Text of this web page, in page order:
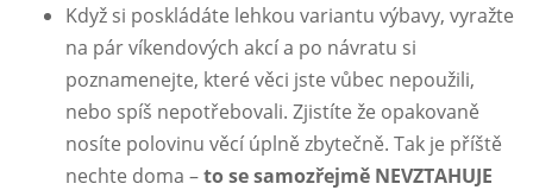
Když si poskládáte lehkou variantu výbavy, vyražte
na pár víkendových akcí a po návratu si
poznamenejte, které věci jste vůbec nepoužili,
nebo spíš nepotřebovali. Zjistíte že opakovaně
nosíte polovinu věcí úplně zbytečně. Tak je příště
nechte doma –to se samozřejmě NEVZTAHUJE